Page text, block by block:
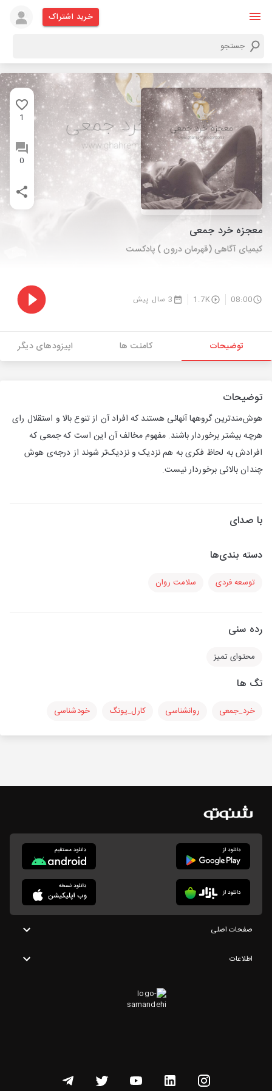
خرید اشتراک
1
0
معجزه خرد جمعی
کیمیای آگاهی (قهرمان درون ) پادکست
08:00
1.7K 3 سال پیش
توضیحات کامنت ها اپیزودهای دیگر
توضیحات
هوش‌مندترین گروهها آنهائی هستند که افراد آن از تنوع بالا و استقلال رای
هرچه بیشتر برخوردار باشند. مفهوم مخالف آن این است که جمعی که
افرادش به لحاظ فکری به هم نزدیک و نزدیک‌تر شوند از درجه‌ی هوش
چندان بالائی برخوردار نیست.
با صدای
دسته بندی‌ها
توسعه فردی سلامت روان
رده سنی
محتوای تمیز
تگ ها
خرد_جمعی روانشناسی کارل_یونگ خودشناسی
صفحات اصلی
اطلاعات